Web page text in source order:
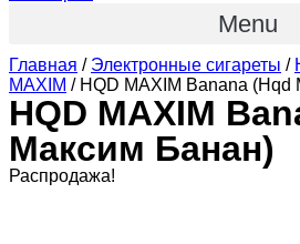
Menu
Главная / Электронные сигареты /
MAXIM / HQD MAXIM Banana
HQD MAXIM
Максим Банан)
Распродажа!